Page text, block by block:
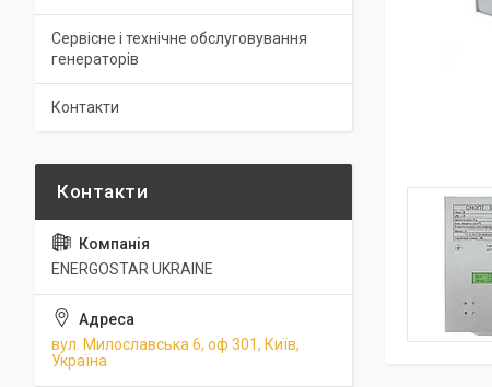
Сервісне і технічне обслуговування
генераторів
Контакти
ENERGOSTAR UKRAINE
вул. Милославська 6, оф 301, Київ,
Україна